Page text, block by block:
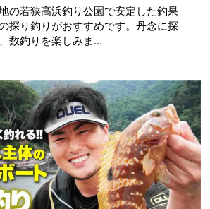
の若狭高浜釣り公園で安定した釣果
探り釣りがおすすめです。丹念に探
数釣りを楽しみま…